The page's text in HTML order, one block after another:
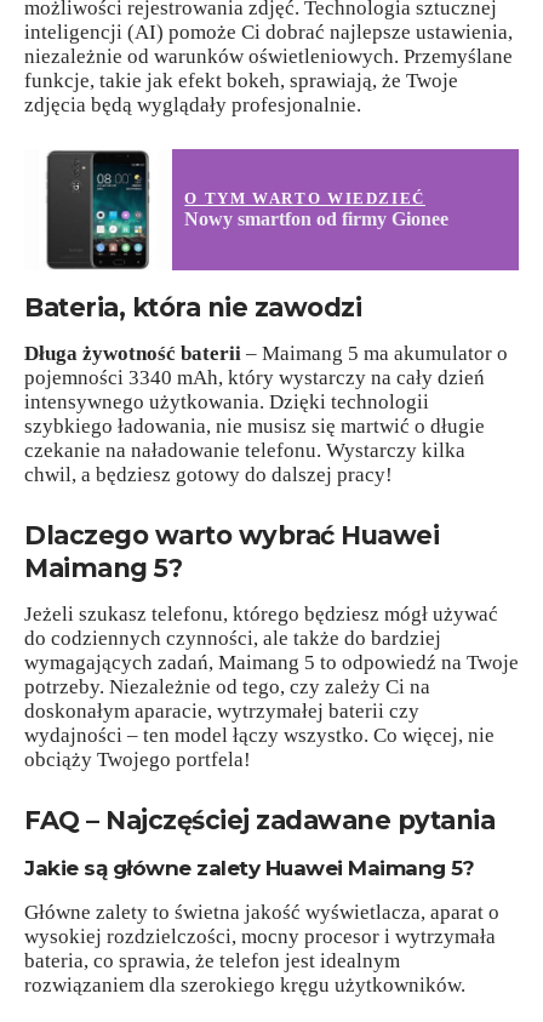
możliwości rejestrowania zdjęć. Technologia sztucznej
inteligencji (AI) pomoże Ci dobrać najlepsze ustawienia,
niezależnie od warunków oświetleniowych. Przemyślane
funkcje, takie jak efekt bokeh, sprawiają, że Twoje
zdjęcia będą wyglądały profesjonalnie.
O TYM WARTO WIEDZIEĆ
Nowy smartfon od firmy Gionee
Bateria, która nie zawodzi
Długa żywotność baterii – Maimang 5 ma akumulator o
pojemności 3340 mAh, który wystarczy na cały dzień
intensywnego użytkowania. Dzięki technologii
szybkiego ładowania, nie musisz się martwić o długie
czekanie na naładowanie telefonu. Wystarczy kilka
chwil, a będziesz gotowy do dalszej pracy!
Dlaczego warto wybrać Huawei
Maimang 5?
Jeżeli szukasz telefonu, którego będziesz mógł używać
do codziennych czynności, ale także do bardziej
wymagających zadań, Maimang 5 to odpowiedź na Twoje
potrzeby. Niezależnie od tego, czy zależy Ci na
doskonałym aparacie, wytrzymałej baterii czy
wydajności – ten model łączy wszystko. Co więcej, nie
obciąży Twojego portfela!
FAQ – Najczęściej zadawane pytania
Jakie są główne zalety Huawei Maimang 5?
Główne zalety to świetna jakość wyświetlacza, aparat o
wysokiej rozdzielczości, mocny procesor i wytrzymała
bateria, co sprawia, że telefon jest idealnym
rozwiązaniem dla szerokiego kręgu użytkowników.